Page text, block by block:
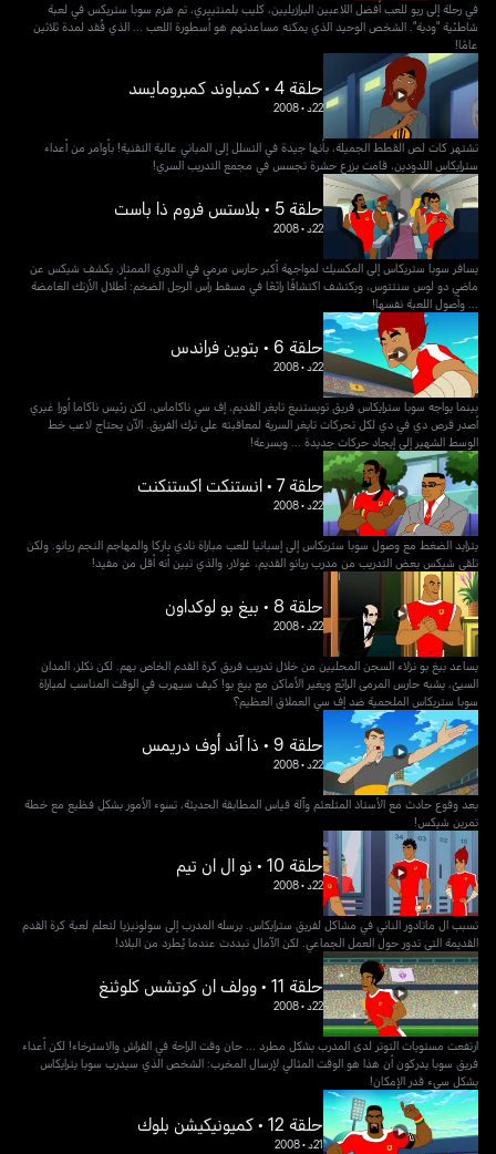
في رحلة إلى ريو للعب أفضل اللاعبين البرازيليين، كليب بلمنتييري، تم هزم سوبا ستريكس في لعبة
شاطئية "ودية". الشخص الوحيد الذي يمكنه مساعدتهم هو أسطورة اللعب ... الذي فُقد لمدة ثلاثين
عامًا!
حلقة 4 • كمباوند كمبرومايسد
22د •
2008
تشتهر كات لص القطط الجميلة، بأنها جيدة في التسلل إلى المباني عالية التقنية! بأوامر من أعداء
سترايكاس اللدودين، قامت بزرع حشرة تجسس في مجمع التدريب السري!
حلقة 5 • بلاستس فروم ذا باست
22د •
2008
يسافر سوبا ستريكاس إلى المكسيك لمواجهة أكبر حارس مرمى في الدوري الممتاز. يكشف شيكس عن
ماضي دو لوس سنتتوس، ويكتشف اكتشافًا رائعًا في مسقط رأس الرجل الضخم: أطلال الأزتك الغامضة
... وأصول اللعبة نفسها!
حلقة 6 • بتوين فراندس
22د •
2008
بينما يواجه سوبا سترايكاس فريق تويستنيغ تايغر القديم، إف سي ناكاماس، لكن رئيس ناكاما أورا غيري
أصدر قرص دي في دي لكل تحركات تايغر السرية لمعاقبته على ترك الفريق. الآن يحتاج لاعب خط
الوسط الشهير إلى إيجاد حركات جديدة ... وبسرعة!
حلقة 7 • انستنكت اكستنكنت
22د •
2008
يتزايد الضغط مع وصول سوبا ستريكاس إلى إسبانيا للعب مباراة نادي باركا والمهاجم النجم ريانو. ولكن
تلقى شيكس بعض التدريب من مدرب ريانو القديم، غولار، والذي تبين أنه أقل من مفيد!
حلقة 8 • بيغ بو لوكداون
22د •
2008
يساعد بيغ بو نزلاء السجن المحليين من خلال تدريب فريق كرة القدم الخاص بهم. لكن نكلز، المدان
السيئ، يشبه حارس المرمى الرائع ويغير الأماكن مع بيغ بو! كيف سيهرب في الوقت المناسب لمباراة
سوبا ستريكاس الملحمية ضد إف سي العملاق العظيم؟
حلقة 9 • ذا آند أوف دريمس
22د •
2008
بعد وقوع حادث مع الأستاذ المتلعثم وآلة قياس المطابقة الحديثة، تسوء الأمور بشكل فظيع مع خطة
تمرين شيكس!
حلقة 10 • نو ال ان تيم
22د •
2008
تسبب ال ماتادور الناني في مشاكل لفريق سترايكاس. يرسله المدرب إلى سولونيزيا لتعلم لعبة كرة القدم
القديمة التي تدور حول العمل الجماعي. لكن الآمال تبددت عندما يُطرد من البلاد!
حلقة 11 • وولف ان كوتشس كلوثنغ
22د •
2008
ارتفعت مستويات التوتر لدى المدرب بشكل مطرد ... حان وقت الراحة في الفراش والاسترخاء! لكن أعداء
فريق سوبا يدركون أن هذا هو الوقت المثالي لإرسال المخرب: الشخص الذي سيدرب سوبا يترايكاس
بشكل سيء قدر الإمكان!
حلقة 12 • كميونيكيشن بلوك
21د •
2008